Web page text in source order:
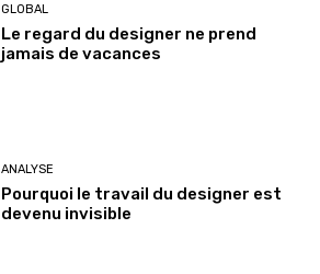
GLOBAL
Le regard du designer ne prend
jamais de vacances
ANALYSE
Pourquoi le travail du designer est
devenu invisible